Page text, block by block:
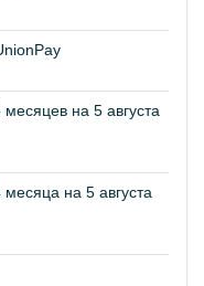
на 5 августа
на 5 августа